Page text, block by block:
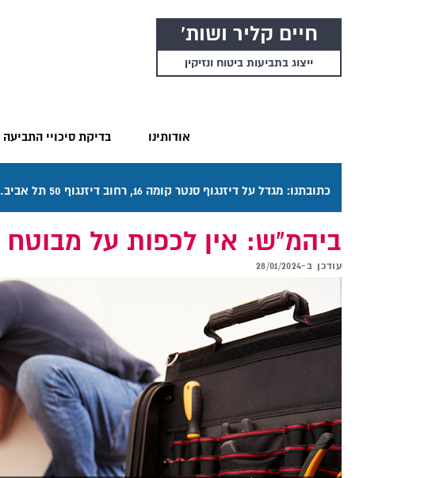
חיים קליר ושות'
ייצוג בתביעות ביטוח ונזיקין
אודותינו בדיקת סיכויי
כתובתנו: מגדל על דיזנגוף סנטר קומה 16, רחוב דיזנגוף 50 תל אביב. דרכי ההגעה בתפריט "אודותינו".
ביהמ"ש: אין לכפות על מבוטח
עודכן ב-28/01/2024